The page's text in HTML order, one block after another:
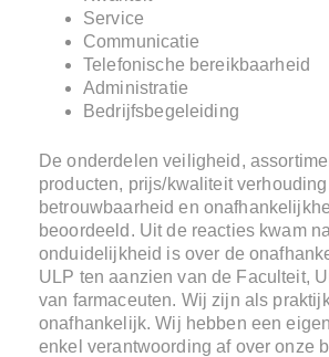
Service
Communicatie
Telefonische bereikbaarheid
Administratie
Bedrijfsbegeleiding
De onderdelen veiligheid,
producten, prijs/kwaliteit
betrouwbaarheid en
beoordeeld. Uit de reacties kwam
onduidelijkheid is over de
ULP ten aanzien van de Faculteit,
van farmaceuten. Wij zijn als
onafhankelijk. Wij hebben een
enkel verantwoording af over onze